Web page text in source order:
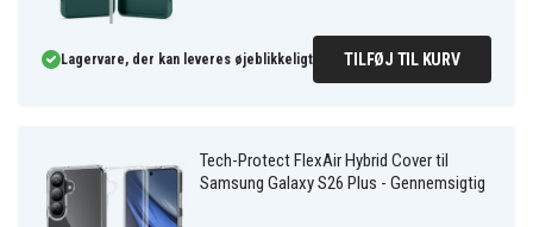
Lagervare, der kan leveres øjeblikkeligt TILFØJ TIL KURV
Tech-Protect FlexAir Hybrid Cover til
Samsung Galaxy S26 Plus - Gennemsigtig